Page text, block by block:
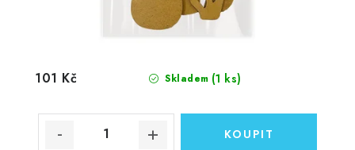
Skladem (1 ks)
101 Kč